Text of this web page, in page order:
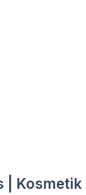
| Kosmetik